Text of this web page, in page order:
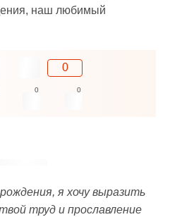
наш любимый
0
0 0
я хочу выразить
труд и прославление